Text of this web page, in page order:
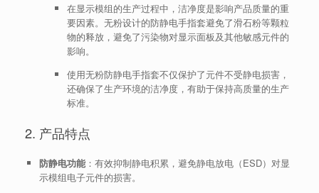
在显示模组的生产过程中，洁净度是影响产品质量的重
要因素。无粉设计的防静电手指套避免了滑石粉等颗粒
物的释放，避免了污染物对显示面板及其他敏感元件的
影响。
使用无粉防静电手指套不仅保护了元件不受静电损害，
还确保了生产环境的洁净度，有助于保持高质量的生产
标准。
2. 产品特点
防静电功能：有效抑制静电积累，避免静电放电（ESD）对显
示模组电子元件的损害。